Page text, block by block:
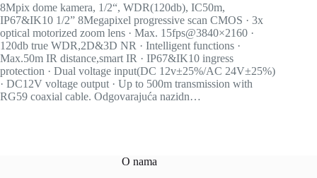
8Mpix dome kamera, 1/2“, WDR(120db), IC50m,
IP67&IK10 1/2” 8Megapixel progressive scan CMOS · 3x
optical motorized zoom lens · Max. 15fps@3840×2160 ·
120db true WDR,2D&3D NR · Intelligent functions ·
Max.50m IR distance,smart IR · IP67&IK10 ingress
protection · Dual voltage input(DC 12v±25%/AC 24V±25%)
· DC12V voltage output · Up to 500m transmission with
RG59 coaxial cable. Odgovarajuća nazidn…
O nama